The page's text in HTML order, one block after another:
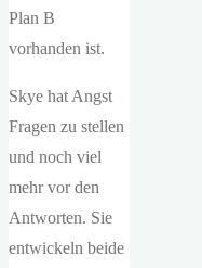
Plan B
vorhanden ist.
Skye hat Angst
Fragen zu stellen
und noch viel
mehr vor den
Antworten. Sie
entwickeln beide